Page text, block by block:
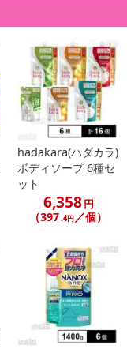
hadakara(ハダカラ)
ボディソープ 6種セ
ット
6,358円
（397.4円 ／個）